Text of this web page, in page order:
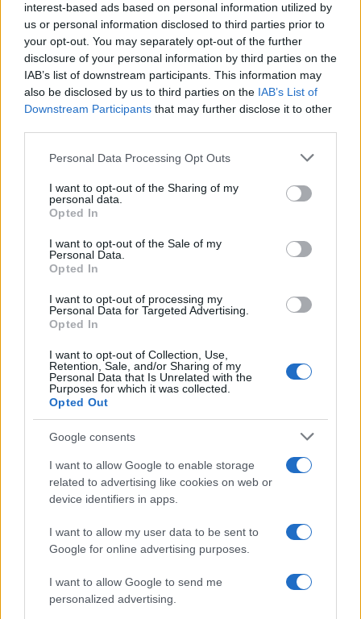
interest-based ads based on personal information utilized by
us or personal information disclosed to third parties prior to
your opt-out. You may separately opt-out of the further
disclosure of your personal information by third parties on the
IAB’s list of downstream participants. This information may
also be disclosed by us to third parties on the IAB’s List of
Downstream Participants that may further disclose it to other
Please note that this website/app uses one or more Google
not limited to your visit or usage behaviour. You may click to
grant or deny consent to Google and its third-party tags to
use your data for below specified purposes in below Google
consent section.
Personal Data Processing Opt Outs
I want to opt-out of the Sharing of my
personal data.
Opted In
I want to opt-out of the Sale of my
Personal Data.
Opted In
I want to opt-out of processing my
Personal Data for Targeted Advertising.
Opted In
I want to opt-out of Collection, Use,
Retention, Sale, and/or Sharing of my
Personal Data that Is Unrelated with the
Purposes for which it was collected.
Opted Out
Google consents
I want to allow Google to enable storage
related to advertising like cookies on web or
device identifiers in apps.
I want to allow my user data to be sent to
Google for online advertising purposes.
I want to allow Google to send me
personalized advertising.
Continua a leggere
BELLEZZA
Galib Gassanoff e Institution trionfano a Copenhagen
con la collezione Primavera/Estate 2027
BELLEZZA
Italian manicure: la tecnica di manicure che slancia le